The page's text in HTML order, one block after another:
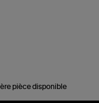
pièce disponible